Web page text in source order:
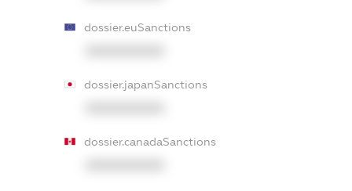
dossier.euSanctions
dossier.japanSanctions
dossier.canadaSanctions